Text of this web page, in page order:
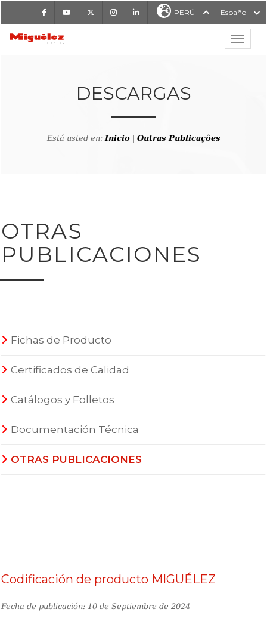
FacebookYoutube InstagramLinkedIn PERÚ Español
MIGUÉLEZ CABLES
DESCARGAS
Está usted en:Inicio Outras Publicações
OTRAS
PUBLICACIONES
Fichas de Producto
Certificados de Calidad
Catálogos y Folletos
Documentación Técnica
OTRAS PUBLICACIONES
Codificación de producto MIGUÉLEZ
Fecha de publicación: 10 de Septiembre de 2024